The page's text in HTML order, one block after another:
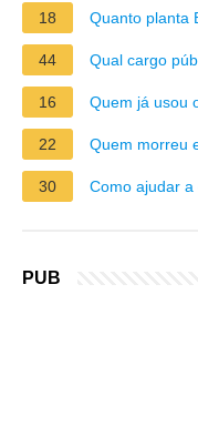
18 Quanto planta
44 Qual cargo
16 Quem já usou
22 Quem morreu
30 Como ajudar
PUB